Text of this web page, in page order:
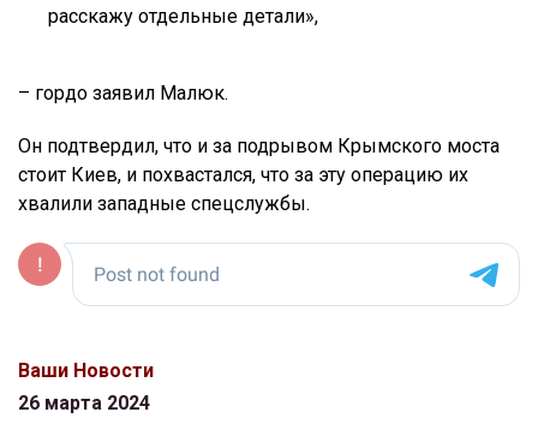
расскажу отдельные детали»,
– гордо заявил Малюк.
Он подтвердил, что и за подрывом Крымского моста
стоит Киев, и похвастался, что за эту операцию их
хвалили западные спецслужбы.
Ваши Новости
26 марта 2024